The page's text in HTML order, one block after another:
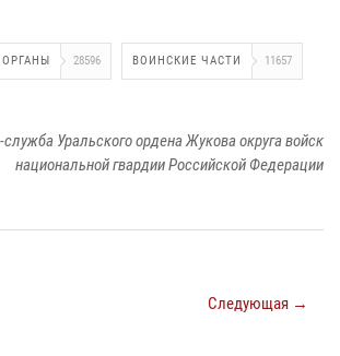
28596 ВОИНСКИЕ ЧАСТИ 11657
Уральского ордена Жукова округа войск
национальной гвардии Российской Федерации
Следующая →